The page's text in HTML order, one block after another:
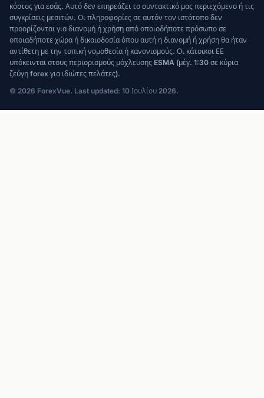
κόστος για εσάς. Αυτό δεν επηρεάζει το συντακτικό μας περιεχόμενο ή τις
συγκρίσεις μεσιτών. Οι πληροφορίες σε αυτόν τον ιστότοπο δεν
προορίζονται για διανομή ή χρήση από οποιοδήποτε πρόσωπο σε
οποιαδήποτε χώρα ή δικαιοδοσία όπου αυτή η διανομή ή χρήση θα ήταν
αντίθετη με την τοπική νομοθεσία ή κανονισμούς. Οι κάτοικοι ΕΕ
υπόκεινται στους περιορισμούς μόχλευσης ESMA (μέγ. 1:30 σε κύρια
ζεύγη forex για ιδιώτες πελάτες).
© 2026 ForexVue. Last updated: 10 Ιουλίου 2026.